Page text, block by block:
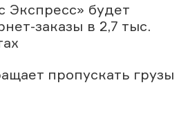
Экспресс» будет
заказы в 2,7 тыс.
пропускать грузы